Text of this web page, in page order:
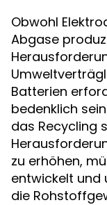
Obwohl
Abgase
Batterien
bedenklich
das Recycling
zu erhöhen,
entwickelt und
die